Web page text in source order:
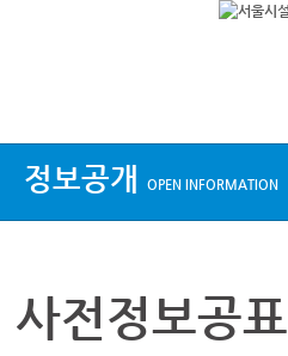
정보공개 OPEN INFORMATION
사전정보공표